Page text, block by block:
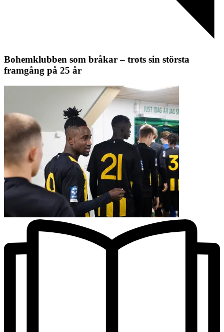
Bohemklubben som bråkar – trots sin största
framgång på 25 år